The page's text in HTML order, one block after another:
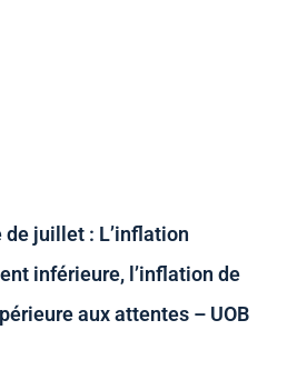
juillet : L’inflation
inférieure, l’inflation de
aux attentes – UOB